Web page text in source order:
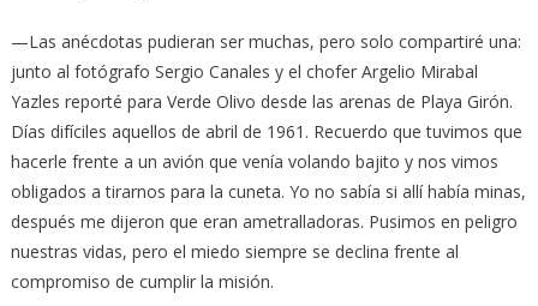
—Las anécdotas pudieran ser muchas, pero solo compartiré una:
junto al fotógrafo Sergio Canales y el chofer Argelio Mirabal
Yazles reporté para Verde Olivo desde las arenas de Playa Girón.
Días difíciles aquellos de abril de 1961. Recuerdo que tuvimos que
hacerle frente a un avión que venía volando bajito y nos vimos
obligados a tirarnos para la cuneta. Yo no sabía si allí había minas,
después me dijeron que eran ametralladoras. Pusimos en peligro
nuestras vidas, pero el miedo siempre se declina frente al
compromiso de cumplir la misión.